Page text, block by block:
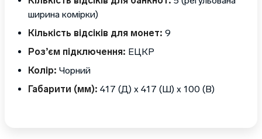
ширина комірки)
Кількість відсіків для монет: 9
Роз’єм підключення: ЕЦКР
Колір: Чорний
Габарити (мм): 417 (Д) х 417 (Ш) х 100 (В)